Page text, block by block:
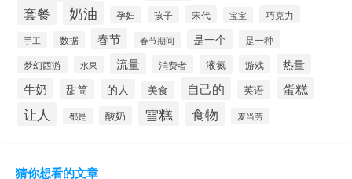
套餐 奶油 孕妇 孩子 宋代 宝宝 巧克力
手工 数据 春节 春节期间 是一个 是一种
梦幻西游 水果 流量 消费者 液氮 游戏 热量
牛奶 甜筒 的人 美食 自己的 英语 蛋糕
让人 都是 酸奶 雪糕 食物 麦当劳
猜你想看的文章